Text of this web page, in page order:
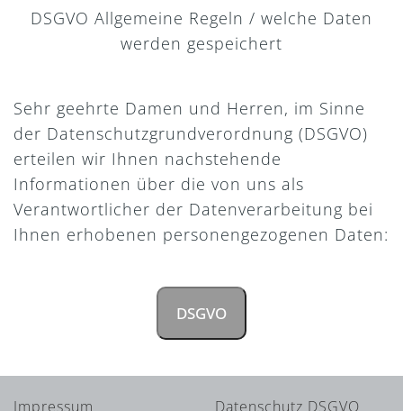
DSGVO Allgemeine Regeln / welche Daten
werden gespeichert
Sehr geehrte Damen und Herren, im Sinne
der Datenschutzgrundverordnung (DSGVO)
erteilen wir Ihnen nachstehende
Informationen über die von uns als
Verantwortlicher der Datenverarbeitung bei
Ihnen erhobenen personengezogenen Daten:
DSGVO
Impressum Datenschutz DSGVO